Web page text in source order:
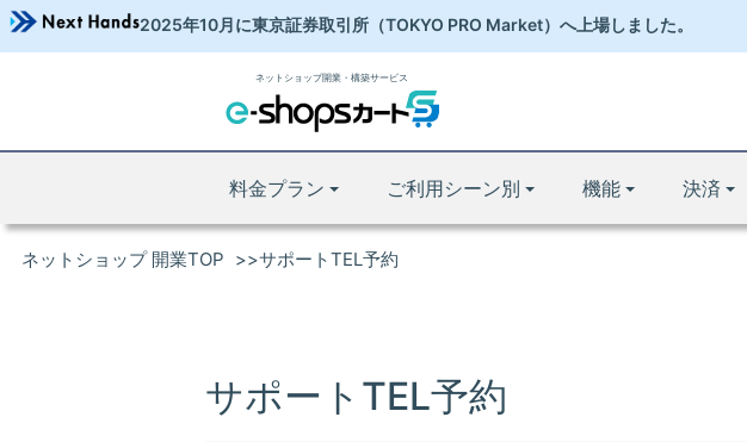
2025年10月に東京証券取引所 （TOKYO PRO Market）へ 上場しました。
ネットショップ開業・構築サービス
料金プラン ご利用シーン別 機能 決済
ネットショップ 開業TOP サポートTEL予約
サポートTEL予約